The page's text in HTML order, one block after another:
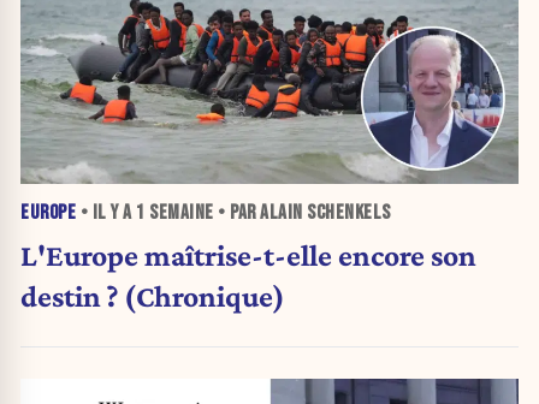
EUROPE • IL Y A 1 SEMAINE • PAR ALAIN SCHENKELS
L'Europe maîtrise-t-elle encore son
destin ? (Chronique)